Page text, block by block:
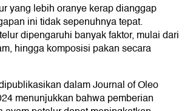
yang lebih oranye kerap dianggap
ini tidak sepenuhnya tepat.
dipengaruhi banyak faktor, mulai dari
hingga komposisi pakan secara
dalam Journal of Oleo
menunjukkan bahwa pemberian